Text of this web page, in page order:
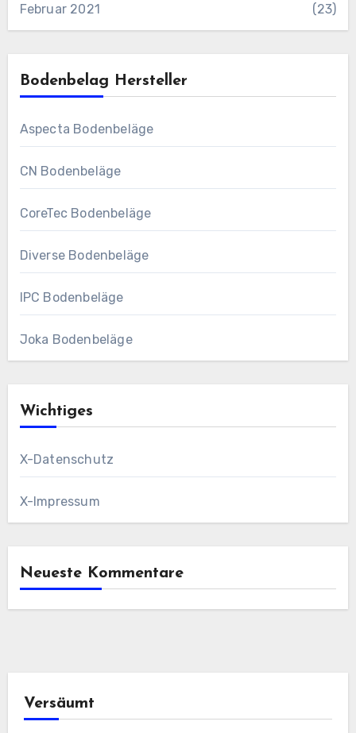
Februar 2021 (23)
Bodenbelag Hersteller
Aspecta Bodenbeläge
CN Bodenbeläge
CoreTec Bodenbeläge
Diverse Bodenbeläge
IPC Bodenbeläge
Joka Bodenbeläge
Wichtiges
X-Datenschutz
X-Impressum
Neueste Kommentare
Versäumt